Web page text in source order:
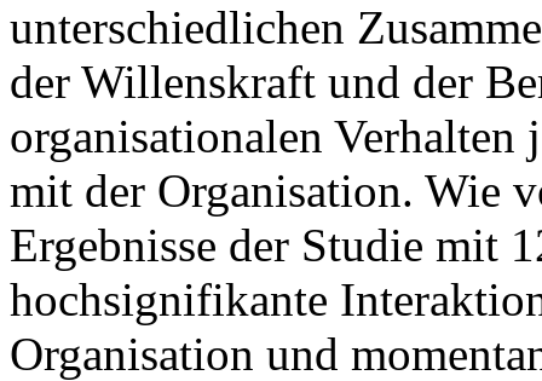
unterschiedlichen
der Willenskraft und der
organisationalen
mit der Organisation. Wie
Ergebnisse der Studie mit
hochsignifikante
Organisation und